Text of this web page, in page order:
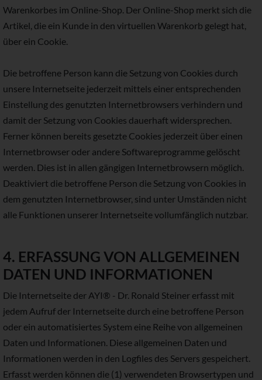
Warenkorbes im Online-Shop. Der Online-Shop merkt sich die
Artikel, die ein Kunde in den virtuellen Warenkorb gelegt hat,
über ein Cookie.
Die betroffene Person kann die Setzung von Cookies durch
unsere Internetseite jederzeit mittels einer entsprechenden
Einstellung des genutzten Internetbrowsers verhindern und
damit der Setzung von Cookies dauerhaft widersprechen.
Ferner können bereits gesetzte Cookies jederzeit über einen
Internetbrowser oder andere Softwareprogramme gelöscht
werden. Dies ist in allen gängigen Internetbrowsern möglich.
Deaktiviert die betroffene Person die Setzung von Cookies in
dem genutzten Internetbrowser, sind unter Umständen nicht
alle Funktionen unserer Internetseite vollumfänglich nutzbar.
4. ERFASSUNG VON ALLGEMEINEN
DATEN UND INFORMATIONEN
Die Internetseite der AYI® - Dr. Ronald Steiner erfasst mit
jedem Aufruf der Internetseite durch eine betroffene Person
oder ein automatisiertes System eine Reihe von allgemeinen
Daten und Informationen. Diese allgemeinen Daten und
Informationen werden in den Logfiles des Servers gespeichert.
Erfasst werden können die (1) verwendeten Browsertypen und